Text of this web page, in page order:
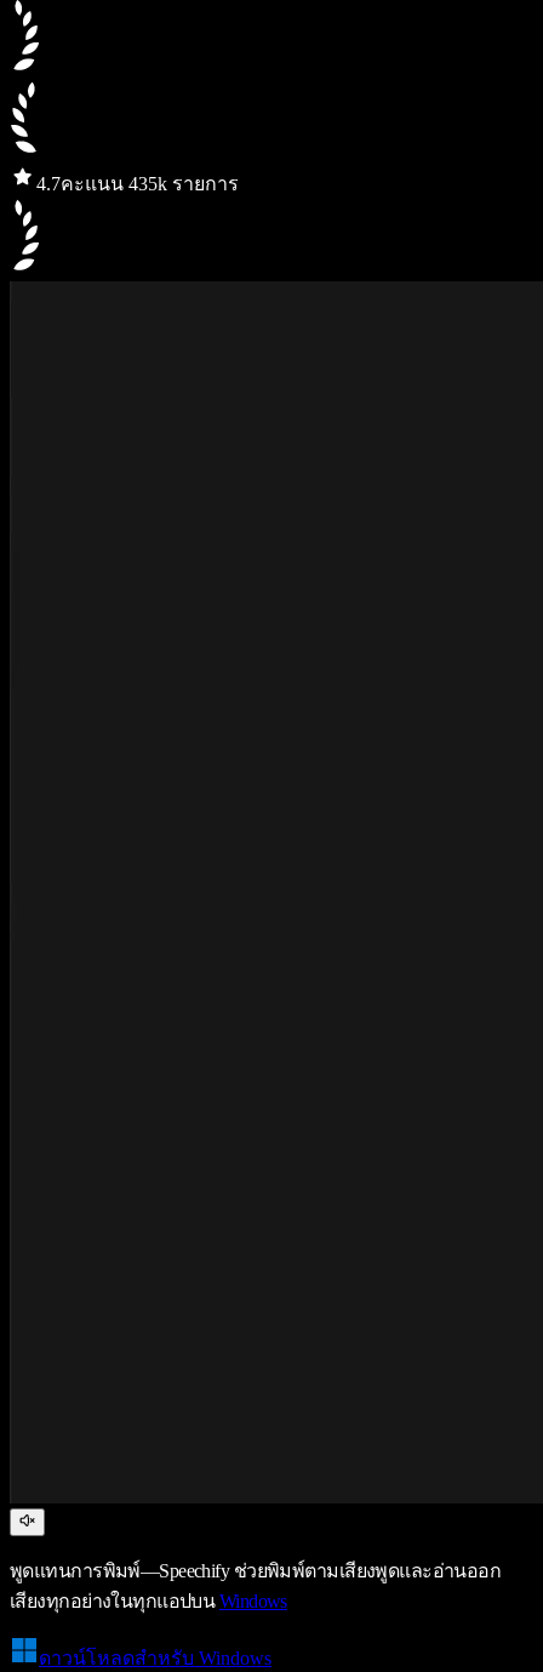
4.7คะแนน 435k รายการ
พูดแทนการพิมพ์—Speechify ช่วยพิมพ์ตามเสียงพูดและอ่านออก
เสียงทุกอย่างในทุกแอปบนWindows
ดาวน์โหลดสำหรับ Windows